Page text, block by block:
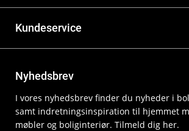
Kundeservice
Nyhedsbrev
I vores nyhedsbrev finder du nyheder i
samt indretningsinspiration til hjemmet
møbler og boliginteriør. Tilmeld dig her.